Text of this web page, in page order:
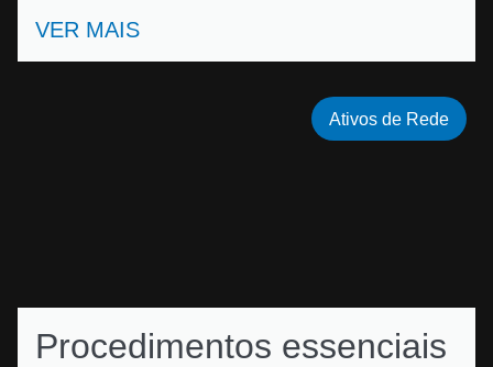
VER MAIS
Procedimentos essenciais
Ativos de Rede